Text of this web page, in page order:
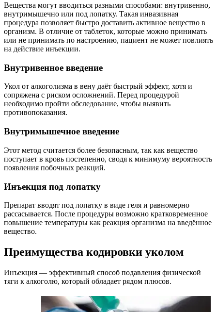
Вещества могут вводиться разными способами: внутривенно,
внутримышечно или под лопатку. Такая инвазивная
процедура позволяет быстро доставить активное вещество в
организм. В отличие от таблеток, которые можно принимать
или не принимать по настроению, пациент не может повлиять
на действие инъекции.
Внутривенное введение
Укол от алкоголизма в вену даёт быстрый эффект, хотя и
сопряжена с риском осложнений. Перед процедурой
необходимо пройти обследование, чтобы выявить
противопоказания.
Внутримышечное введение
Этот метод считается более безопасным, так как вещество
поступает в кровь постепенно, сводя к минимуму вероятность
появления побочных реакций.
Инъекция под лопатку
Препарат вводят под лопатку в виде геля и равномерно
рассасывается. После процедуры возможно кратковременное
повышение температуры как реакция организма на введённое
вещество.
Преимущества кодировки уколом
Инъекция — эффективный способ подавления физической
тяги к алкоголю, который обладает рядом плюсов.